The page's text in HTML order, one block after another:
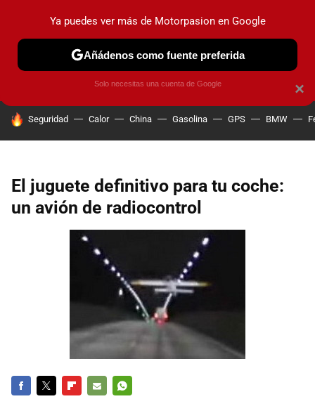
PRUEBAS COCHES ELÉCTRICOS OBSERVATORIO
HOY SE HABLA DE
Seguridad Calor China Gasolina GPS BMW
El juguete definitivo para tu coche:
un avión de radiocontrol
×
Ya puedes ver más de Motorpasion en Google
Añádenos como fuente preferida
Solo necesitas una cuenta de Google